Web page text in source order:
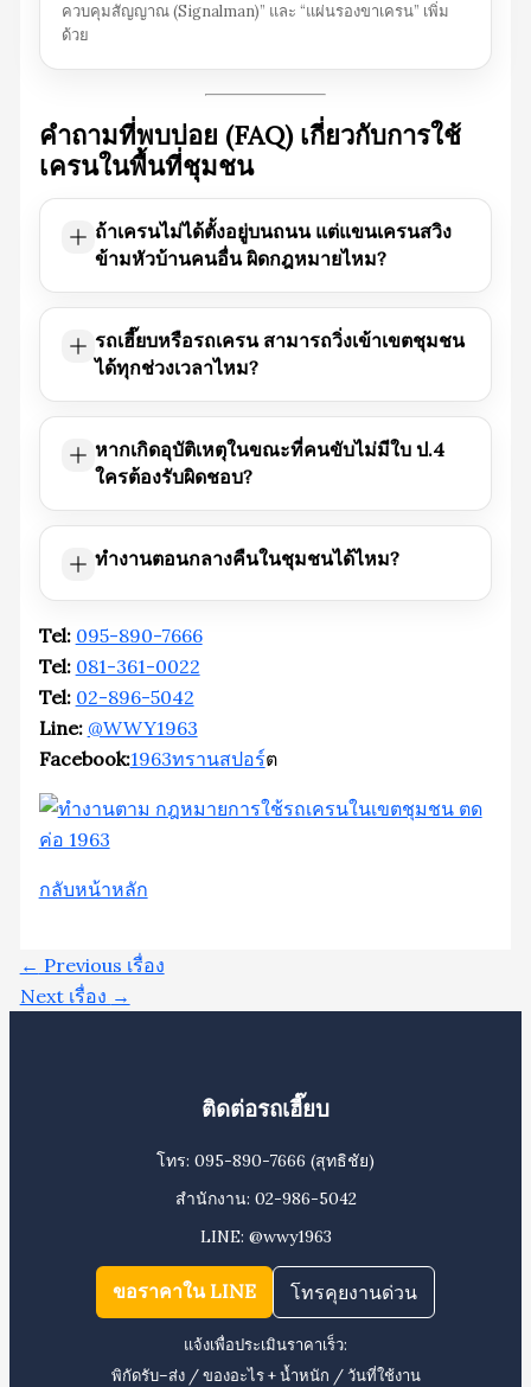
ควบคุมสัญญาณ (Signalman)” และ “แผ่นรองขาเครน” เพิ่ม
ด้วย
คำถามที่พบบ่อย (FAQ) เกี่ยวกับการใช้
เครนในพื้นที่ชุมชน
ถ้าเครนไม่ได้ตั้งอยู่บนถนน แต่แขนเครนสวิง
ข้ามหัวบ้านคนอื่น ผิดกฎหมายไหม?
รถเฮี๊ยบหรือรถเครน สามารถวิ่งเข้าเขตชุมชน
ได้ทุกช่วงเวลาไหม?
หากเกิดอุบัติเหตุในขณะที่คนขับไม่มีใบ ป.4
ใครต้องรับผิดชอบ?
ทำงานตอนกลางคืนในชุมชนได้ไหม?
Tel: 095-890-7666
Tel: 081-361-0022
Tel: 02-896-5042
Line: @WWY1963
Facebook:1963ทรานสปอร์ต
กลับหน้าหลัก
← Previous เรื่อง
Next เรื่อง →
ติดต่อรถเฮี๊ยบ
โทร: 095-890-7666 (สุทธิชัย)
สำนักงาน: 02-986-5042
LINE: @wwy1963
ขอราคาใน LINE โทรคุยงานด่วน
แจ้งเพื่อประเมินราคาเร็ว:
พิกัดรับ–ส่ง / ของอะไร + น้ำหนัก / วันที่ใช้งาน